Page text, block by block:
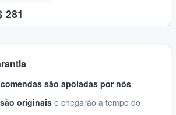
281
são apoiadas por nós
originaise chegarão a tempo do